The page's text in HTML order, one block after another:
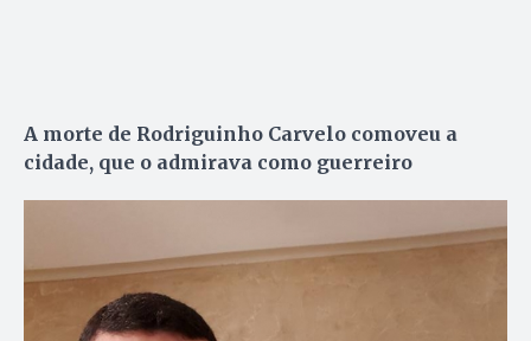
A morte de Rodriguinho Carvelo comoveu a
cidade, que o admirava como guerreiro